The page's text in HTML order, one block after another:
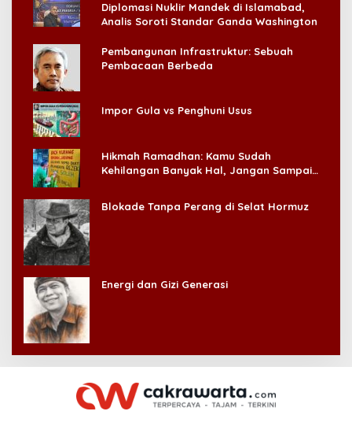
Diplomasi Nuklir Mandek di Islamabad,
Analis Soroti Standar Ganda Washington
Pembangunan Infrastruktur: Sebuah
Pembacaan Berbeda
Impor Gula vs Penghuni Usus
Hikmah Ramadhan: Kamu Sudah
Kehilangan Banyak Hal, Jangan Sampai
Blokade Tanpa Perang di Selat Hormuz
Energi dan Gizi Generasi